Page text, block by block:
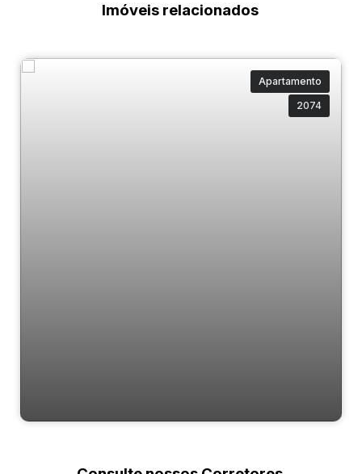
Imóveis relacionados
Apartamento
2074